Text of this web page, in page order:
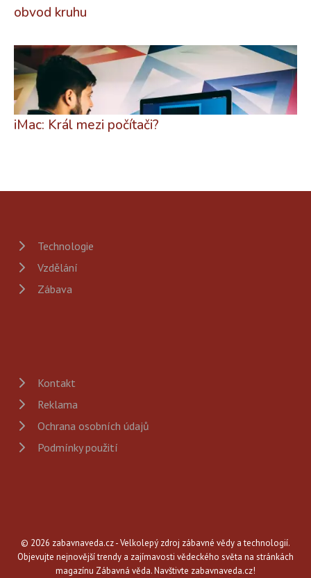
obvod kruhu
iMac: Král mezi počítači?
Technologie
Vzdělání
Zábava
Kontakt
Reklama
Ochrana osobních údajů
Podmínky použití
© 2026 zabavnaveda.cz - Velkolepý zdroj zábavné vědy a technologií.
Objevujte nejnovější trendy a zajímavosti vědeckého světa na stránkách
magazínu Zábavná věda. Navštivte zabavnaveda.cz!